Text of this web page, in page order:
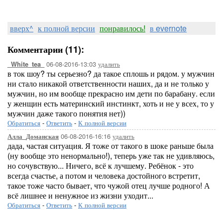
вверх^ к полной версии понравилось! в evernote
Комментарии (11):
_White_tea_ 06-08-2016-13:03 удалить
в ток шоу? ты серьезно? да такое сплошь и рядом. у мужчин
ни стало никакой ответственности наших, да и не только у
мужчин, но им вообще прекрасно им дети по барабану. если
у женщин есть материнский инстинкт, хоть и не у всех, то у
мужчин даже такого понятия нет))
Обратиться - Ответить - К полной версии
Алла_Доманская 06-08-2016-16:16 удалить
дада, частая ситуация. Я тоже от такого в шоке раньше была
(ну вообще это ненормально!), теперь уже так не удивляюсь,
но сочувствую... Ничего, всё к лучшему. Ребёнок - это
всегда счастье, а потом и человека достойного встретит,
такое тоже часто бывает, что чужой отец лучше родного! А
всё лишнее и ненужное из жизни уходит...
Обратиться - Ответить - К полной версии